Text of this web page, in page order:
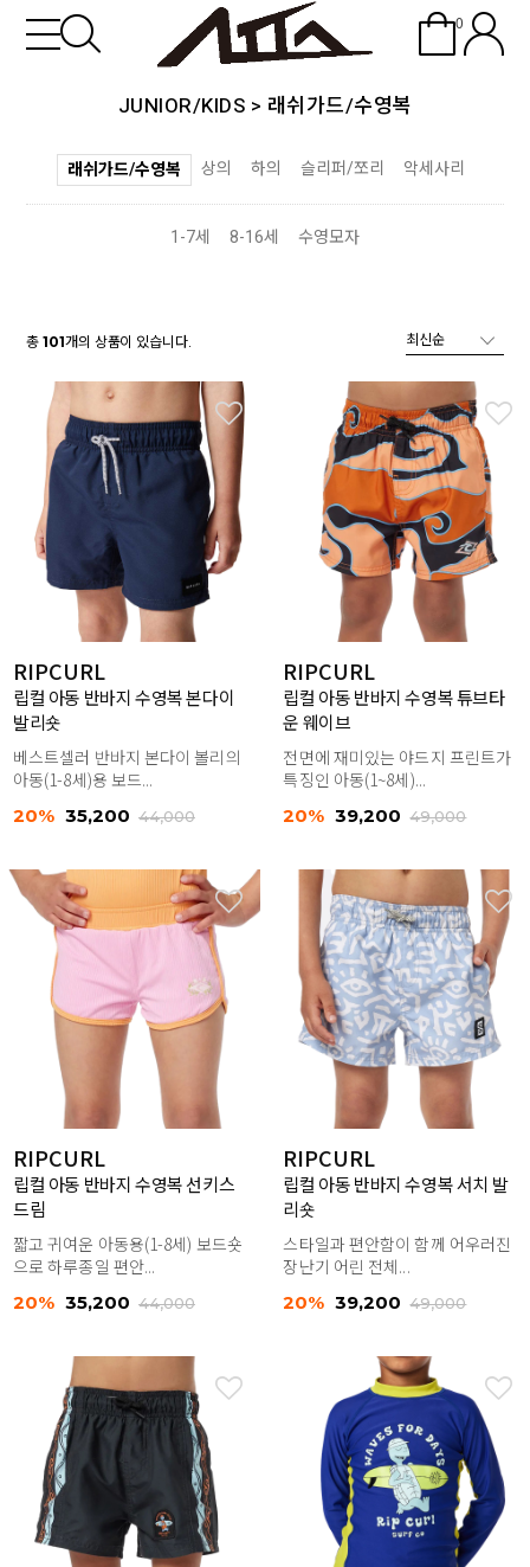
0
JUNIOR/KIDS > 래쉬가드/수영복
래쉬가드/수영복 상의 하의 슬리퍼/쪼리 악세사리
1-7세 8-16세 수영모자
총101개의 상품이 있습니다.
RIPCURL
립컬 아동 반바지 수영복 본다이
발리숏
베스트셀러 반바지 본다이 볼리의
아동(1-8세)용 보드...
20% 35,200 44,000
RIPCURL
립컬 아동 반바지 수영복 튜브타
운 웨이브
전면에 재미있는 야드지 프린트가
특징인 아동(1~8세)...
20% 39,200 49,000
RIPCURL
립컬 아동 반바지 수영복 선키스
드림
짧고 귀여운 아동용(1-8세) 보드숏
으로 하루종일 편안...
20% 35,200 44,000
RIPCURL
립컬 아동 반바지 수영복 서치 발
리숏
스타일과 편안함이 함께 어우러진
장난기 어린 전체...
20% 39,200 49,000